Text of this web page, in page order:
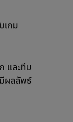
เกม
และทีม
ผลลัพธ์